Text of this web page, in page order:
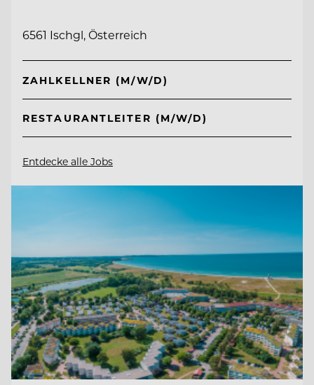
6561 Ischgl, Österreich
ZAHLKELLNER (M/W/D)
RESTAURANTLEITER (M/W/D)
Entdecke alle Jobs